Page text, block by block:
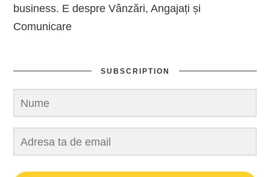
business. E despre Vânzări, Angajați și
Comunicare
SUBSCRIPTION